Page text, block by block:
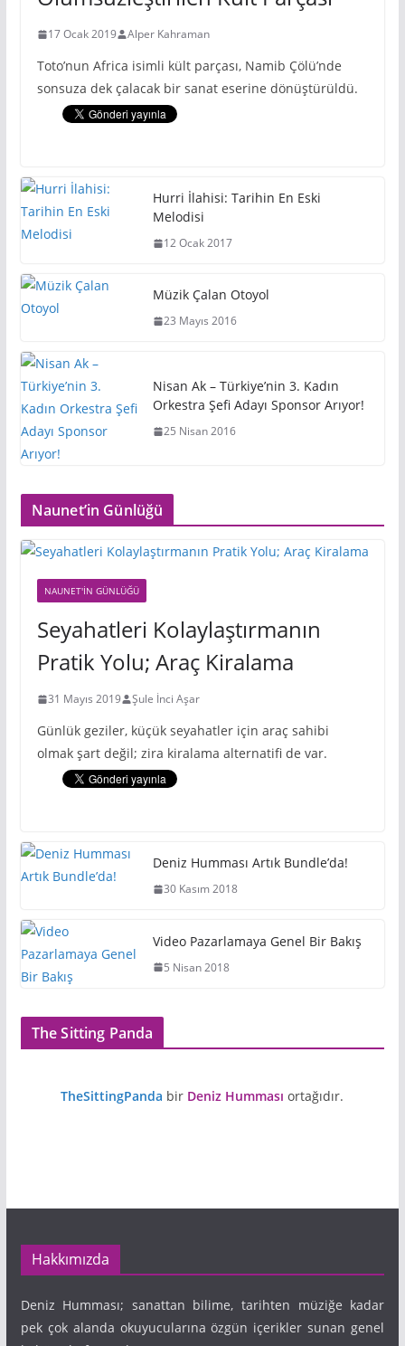
17 Ocak 2019 Alper Kahraman
Toto’nun Africa isimli kült parçası, Namib Çölü’nde
sonsuza dek çalacak bir sanat eserine dönüştürüldü.
Hurri İlahisi: Tarihin En Eski
Melodisi
12 Ocak 2017
Müzik Çalan Otoyol
23 Mayıs 2016
Nisan Ak – Türkiye’nin 3. Kadın
Orkestra Şefi Adayı Sponsor Arıyor!
25 Nisan 2016
Naunet’in Günlüğü
NAUNET'IN GÜNLÜĞÜ
Seyahatleri Kolaylaştırmanın
Pratik Yolu; Araç Kiralama
31 Mayıs 2019 Şule İnci Aşar
Günlük geziler, küçük seyahatler için araç sahibi
olmak şart değil; zira kiralama alternatifi de var.
Deniz Humması Artık Bundle’da!
30 Kasım 2018
Video Pazarlamaya Genel Bir Bakış
5 Nisan 2018
The Sitting Panda
TheSittingPanda bir Deniz Humması ortağıdır.
Hakkımızda
Deniz Humması; sanattan bilime, tarihten müziğe kadar
pek çok alanda okuyucularına özgün içerikler sunan genel